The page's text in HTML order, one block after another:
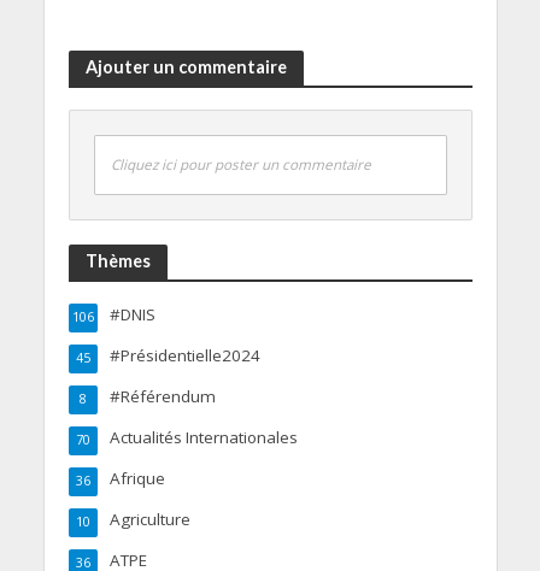
Ajouter un commentaire
Cliquez ici pour poster un commentaire
Thèmes
#DNIS
106
#Présidentielle2024
45
#Référendum
8
Actualités Internationales
70
Afrique
36
Agriculture
10
ATPE
36